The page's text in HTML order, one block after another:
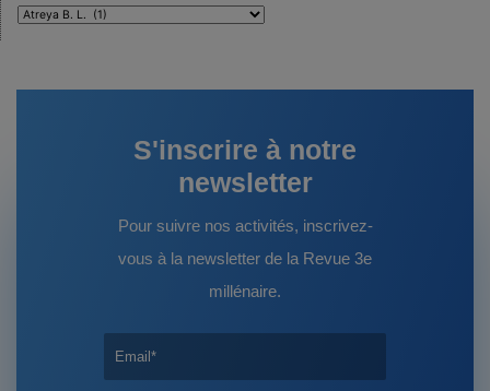
Auteurs
:
S'inscrire à notre
newsletter
Pour suivre nos activités, inscrivez-
vous à la newsletter de la Revue 3e
millénaire.